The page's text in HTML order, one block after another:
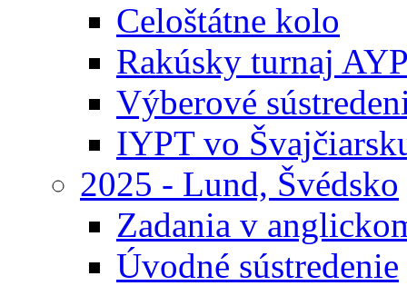
Celoštátne kolo
Rakúsky turnaj
Výberové
IYPT vo
2025 - Lund, Švédsko
Zadania v
Úvodné sústredenie